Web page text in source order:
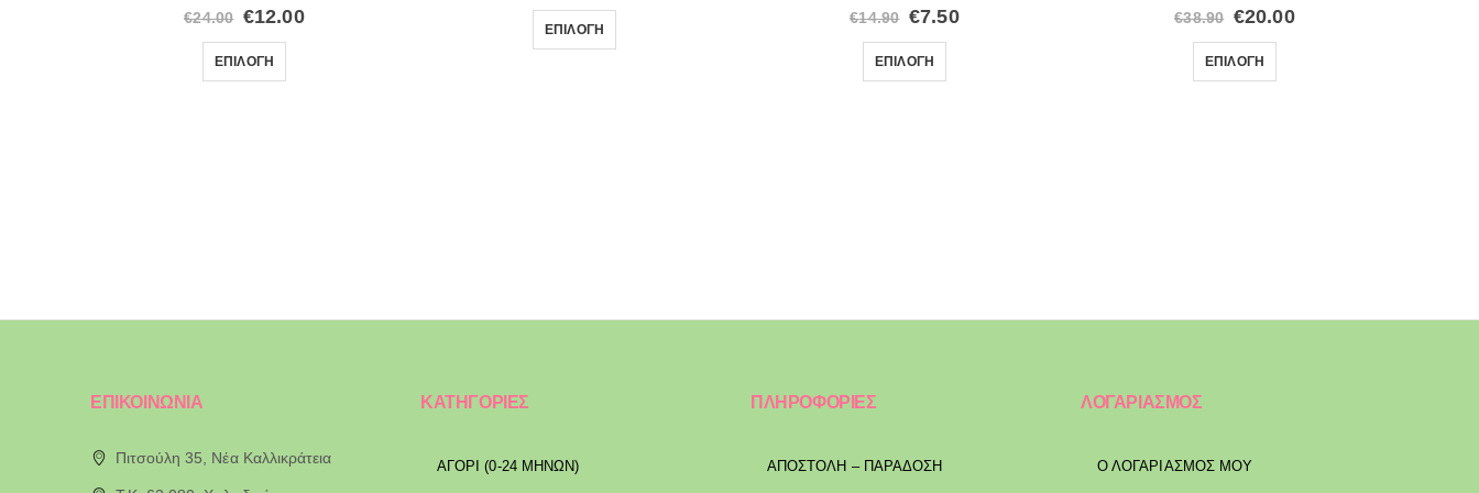
€24.00 €12.00
ΕΠΙΛΟΓΉ
ΕΠΙΛΟΓΉ
€14.90 €7.50
ΕΠΙΛΟΓΉ
€38.90 €20.00
ΕΠΙΛΟΓΉ
ΕΠΙΚΟΙΝΩΝΙΑ
Πιτσούλη 35, Νέα Καλλικράτεια
ΚΑΤΗΓΟΡΙΕΣ
ΑΓΟΡΙ (0-24 ΜΗΝΩΝ)
ΠΛΗΡΟΦΟΡΙΕΣ
ΑΠΟΣΤΟΛΉ – ΠΑΡΆΔΟΣΗ
ΛΟΓΑΡΙΑΣΜΟΣ
Ο ΛΟΓΑΡΙΑΣΜΟΣ ΜΟΥ